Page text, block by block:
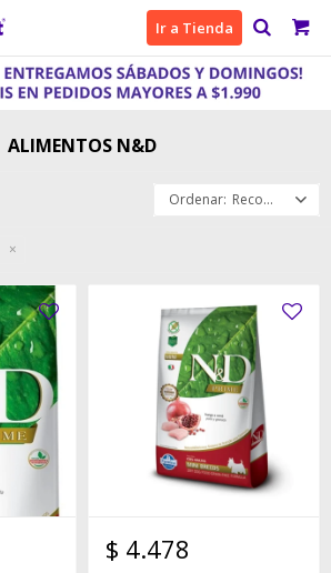
Ir a Tienda
ALIMENTOS N&D
Recomendados
$ 4.478